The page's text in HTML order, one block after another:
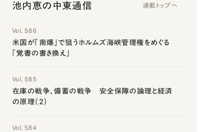
池内恵の中東通信 連載トップへ
Vol. 586
米国が「南爆」で狙うホルムズ海峡管理権をめぐる
「覚書の書き換え」
Vol. 585
在庫の戦争、備蓄の戦争 安全保障の論理と経済
の原理（2）
Vol. 584